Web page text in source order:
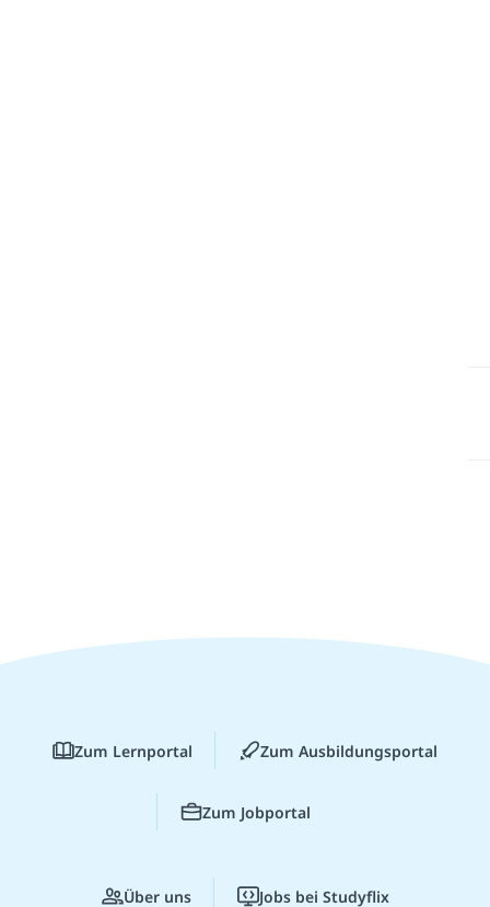
Zum Lernportal Zum Ausbildungsportal
Zum Jobportal
Über uns Jobs bei Studyflix